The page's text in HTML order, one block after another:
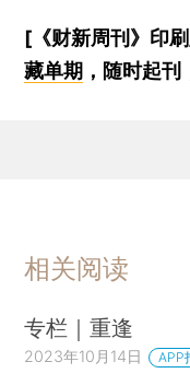
[《财新周刊》印刷
藏单期 ，随时起
相关阅读
专栏｜重逢
2023年10月14日 APP